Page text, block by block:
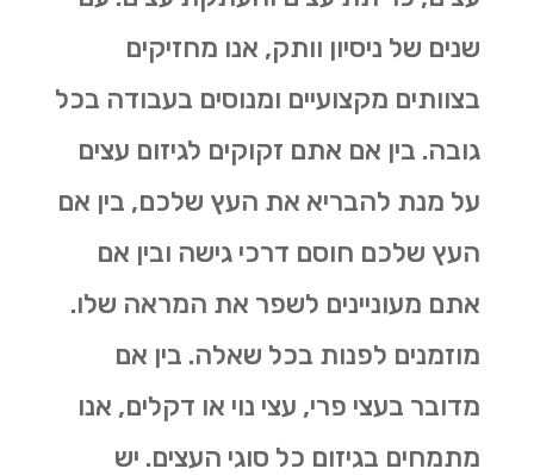
שנים של ניסיון וותק, אנו מחזיקים
בצוותים מקצועיים ומנוסים בעבודה בכל
גובה. בין אם אתם זקוקים לגיזום עצים
על מנת להבריא את העץ שלכם, בין אם
העץ שלכם חוסם דרכי גישה ובין אם
אתם מעוניינים לשפר את המראה שלו.
מוזמנים לפנות בכל שאלה. בין אם
מדובר בעצי פרי, עצי נוי או דקלים, אנו
מתמחים בגיזום כל סוגי העצים. יש